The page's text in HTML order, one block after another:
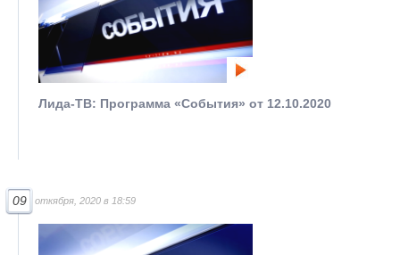
Лида-ТВ: Программа «События» от 12.10.2020
09 откября, 2020 в 18:59